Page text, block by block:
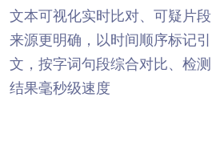
文本可视化实时比对、可疑片段
来源更明确，以时间顺序标记引
文，按字词句段综合对比、检测
结果毫秒级速度